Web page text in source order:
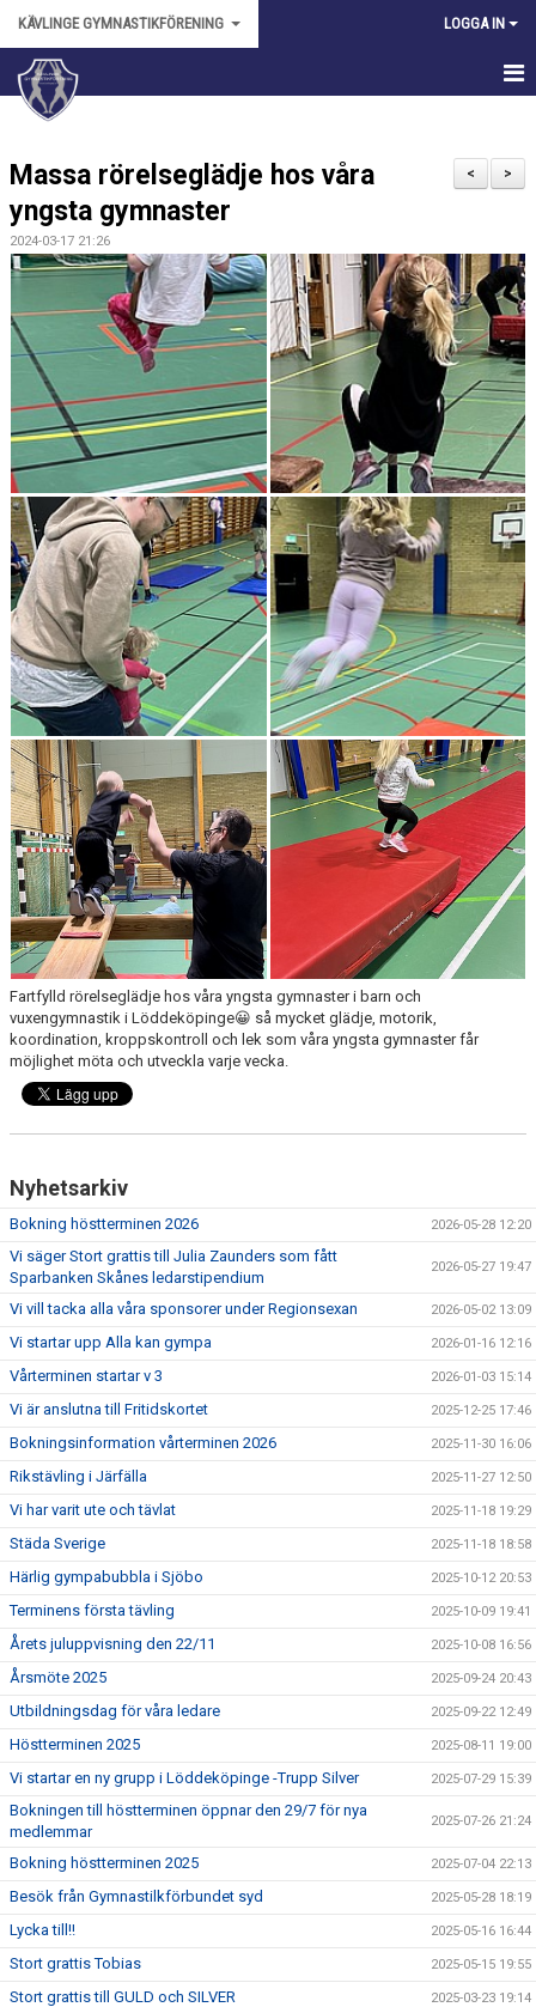
KÄVLINGE GYMNASTIKFÖRENING LOGGA IN
HEM
NYHETER
OM FÖRENINGEN
KALENDER
BILDGALLERI
ANMÄLAN
DOKUMENT
FÖRENINGSKLÄDER
VÅRA LEDARE
GDPR
KONTAKT
>
<
Massa rörelseglädje hos våra
yngsta gymnaster
2024-03-17 21:26
Fartfylld rörelseglädje hos våra yngsta gymnaster i barn och
vuxengymnastik i Löddeköpinge😀 så mycket glädje, motorik,
koordination, kroppskontroll och lek som våra yngsta gymnaster får
möjlighet möta och utveckla varje vecka.
Nyhetsarkiv
Bokning höstterminen 2026 2026-05-28 12:20
Vi säger Stort grattis till Julia Zaunders som fått
Sparbanken Skånes ledarstipendium
2026-05-27 19:47
Vi vill tacka alla våra sponsorer under Regionsexan 2026-05-02 13:09
Vi startar upp Alla kan gympa 2026-01-16 12:16
Vårterminen startar v 3 2026-01-03 15:14
Vi är anslutna till Fritidskortet 2025-12-25 17:46
Bokningsinformation vårterminen 2026 2025-11-30 16:06
Rikstävling i Järfälla 2025-11-27 12:50
Vi har varit ute och tävlat 2025-11-18 19:29
Städa Sverige 2025-11-18 18:58
Härlig gympabubbla i Sjöbo 2025-10-12 20:53
Terminens första tävling 2025-10-09 19:41
Årets juluppvisning den 22/11 2025-10-08 16:56
Årsmöte 2025 2025-09-24 20:43
Utbildningsdag för våra ledare 2025-09-22 12:49
Höstterminen 2025 2025-08-11 19:00
Vi startar en ny grupp i Löddeköpinge -Trupp Silver 2025-07-29 15:39
Bokningen till höstterminen öppnar den 29/7 för nya
medlemmar
2025-07-26 21:24
Bokning höstterminen 2025 2025-07-04 22:13
Besök från Gymnastilkförbundet syd 2025-05-28 18:19
Lycka till!! 2025-05-16 16:44
Stort grattis Tobias 2025-05-15 19:55
Stort grattis till GULD och SILVER 2025-03-23 19:14